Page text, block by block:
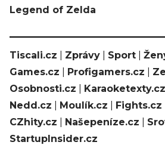
Legend of Zelda
Tiscali.cz Zprávy Sport
Games.cz
Profigamers.cz
Osobnosti.cz
Karaoketexty.cz
Nedd.cz
Moulík.cz Fights.cz
CZhity.cz
Našepeníze.cz
StartupInsider.cz